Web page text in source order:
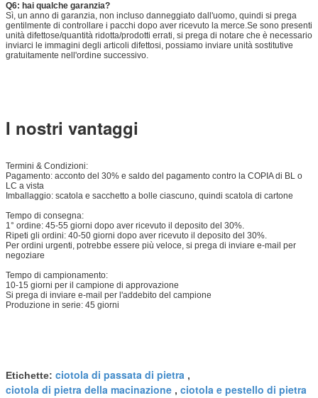
Q6: hai qualche garanzia?
Sì, un anno di garanzia, non incluso danneggiato dall'uomo, quindi si prega
gentilmente di controllare i pacchi dopo aver ricevuto la merce.Se sono presenti
unità difettose/quantità ridotta/prodotti errati, si prega di notare che è necessario
inviarci le immagini degli articoli difettosi, possiamo inviare unità sostitutive
gratuitamente nell'ordine successivo.
I nostri vantaggi
Termini & Condizioni:
Pagamento: acconto del 30% e saldo del pagamento contro la COPIA di BL o
LC a vista
Imballaggio: scatola e sacchetto a bolle ciascuno, quindi scatola di cartone
Tempo di consegna:
1° ordine: 45-55 giorni dopo aver ricevuto il deposito del 30%.
Ripeti gli ordini: 40-50 giorni dopo aver ricevuto il deposito del 30%.
Per ordini urgenti, potrebbe essere più veloce, si prega di inviare e-mail per
negoziare
Tempo di campionamento:
10-15 giorni per il campione di approvazione
Si prega di inviare e-mail per l'addebito del campione
Produzione in serie: 45 giorni
Etichette: ciotola di passata di pietra ,
ciotola di pietra della macinazione , ciotola e pestello di pietra